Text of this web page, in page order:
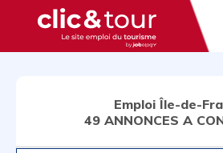
Emploi Île-de-
49 ANNONCES A